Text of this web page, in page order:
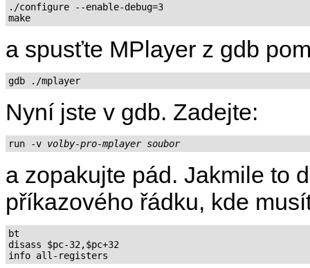
./configure --enable-debug=3
a spusťte MPlayer z gdb
gdb ./mplayer
Nyní jste v gdb. Zadejte:
run -v volby-pro-mplayer soubor
a zopakujte pád. Jakmile to
příkazového řádku, kde
bt
disass $pc-32,$pc+32